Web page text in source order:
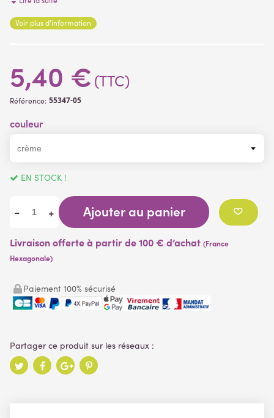
Voir plus d'information
5,40 € (TTC)
Référence: 55347-05
couleur
EN STOCK !
- + Ajouter au panier
Livraison offerte à partir de 100 € d’achat (France
Hexagonale)
Paiement 100% sécurisé